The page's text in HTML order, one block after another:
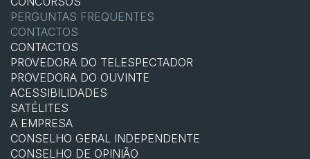
PERGUNTAS FREQUENTES
CONTACTOS
CONTACTOS
PROVEDORA DO TELESPECTADOR
PROVEDORA DO OUVINTE
ACESSIBILIDADES
SATÉLITES
A EMPRESA
CONSELHO GERAL INDEPENDENTE
CONSELHO DE OPINIÃO